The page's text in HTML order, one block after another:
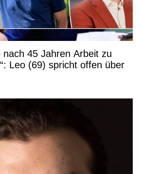
nach 45 Jahren Arbeit zu
Leo (69) spricht offen über